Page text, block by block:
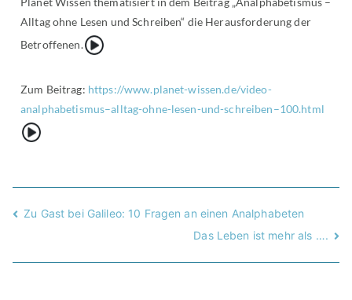
Alltag ohne Lesen und Schreiben“ die Herausforderung der
Betroffenen.
{Play}
Zum Beitrag: https://www.planet-wissen.de/video-
analphabetismus–alltag-ohne-lesen-und-schreiben–100.html
{Play}
Zu Gast bei Galileo: 10 Fragen an einen Analphabeten
Das Leben ist mehr als ….